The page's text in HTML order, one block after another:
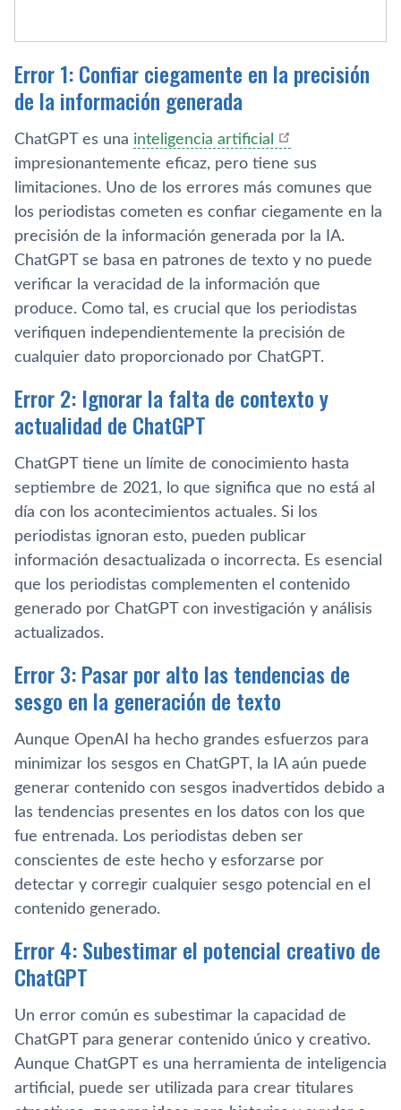
Error 1: Confiar ciegamente en la precisión
de la información generada
ChatGPT es una inteligencia artificial
impresionantemente eficaz, pero tiene sus
limitaciones. Uno de los errores más comunes que
los periodistas cometen es confiar ciegamente en la
precisión de la información generada por la IA.
ChatGPT se basa en patrones de texto y no puede
verificar la veracidad de la información que
produce. Como tal, es crucial que los periodistas
verifiquen independientemente la precisión de
cualquier dato proporcionado por ChatGPT.
Error 2: Ignorar la falta de contexto y
actualidad de ChatGPT
ChatGPT tiene un límite de conocimiento hasta
septiembre de 2021, lo que significa que no está al
día con los acontecimientos actuales. Si los
periodistas ignoran esto, pueden publicar
información desactualizada o incorrecta. Es esencial
que los periodistas complementen el contenido
generado por ChatGPT con investigación y análisis
actualizados.
Error 3: Pasar por alto las tendencias de
sesgo en la generación de texto
Aunque OpenAI ha hecho grandes esfuerzos para
minimizar los sesgos en ChatGPT, la IA aún puede
generar contenido con sesgos inadvertidos debido a
las tendencias presentes en los datos con los que
fue entrenada. Los periodistas deben ser
conscientes de este hecho y esforzarse por
detectar y corregir cualquier sesgo potencial en el
contenido generado.
Error 4: Subestimar el potencial creativo de
ChatGPT
Un error común es subestimar la capacidad de
ChatGPT para generar contenido único y creativo.
Aunque ChatGPT es una herramienta de inteligencia
artificial, puede ser utilizada para crear titulares